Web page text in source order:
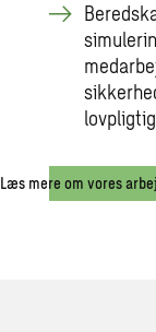
Læs mere om vores